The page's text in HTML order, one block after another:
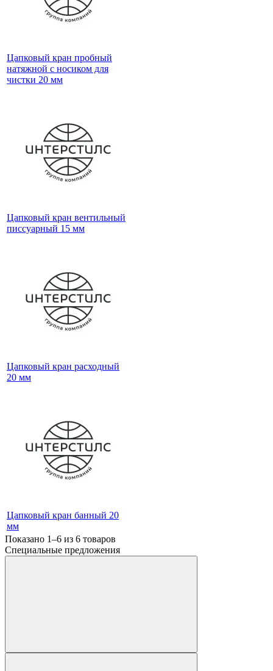
Цапковый кран пробный
натяжной с носиком для
чистки 20 мм
Цапковый кран вентильный
писсуарный 15 мм
Цапковый кран расходный
20 мм
Цапковый кран банный 20
мм
Показано 1–6 из 6 товаров
Специальные предложения